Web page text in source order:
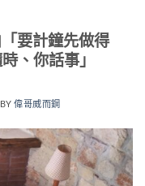
要計鐘先做得
、你話事」
BY偉哥威而鋼